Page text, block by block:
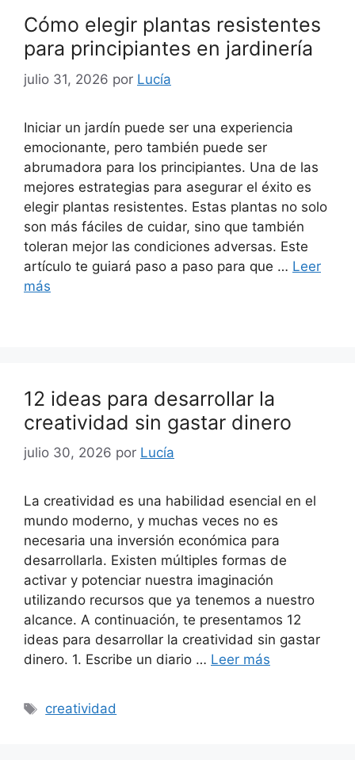
Cómo elegir plantas resistentes
para principiantes en jardinería
julio 31, 2026 por Lucía
Iniciar un jardín puede ser una experiencia
emocionante, pero también puede ser
abrumadora para los principiantes. Una de las
mejores estrategias para asegurar el éxito es
elegir plantas resistentes. Estas plantas no solo
son más fáciles de cuidar, sino que también
toleran mejor las condiciones adversas. Este
artículo te guiará paso a paso para que … Leer
más
12 ideas para desarrollar la
creatividad sin gastar dinero
julio 30, 2026 por Lucía
La creatividad es una habilidad esencial en el
mundo moderno, y muchas veces no es
necesaria una inversión económica para
desarrollarla. Existen múltiples formas de
activar y potenciar nuestra imaginación
utilizando recursos que ya tenemos a nuestro
alcance. A continuación, te presentamos 12
ideas para desarrollar la creatividad sin gastar
dinero. 1. Escribe un diario … Leer más
Etiquetas
creatividad